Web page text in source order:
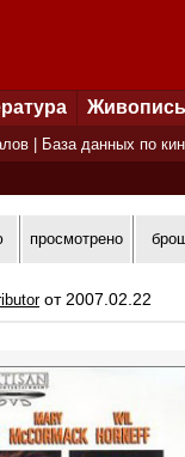
Живопись
База данных по
просмотрено
от 2007.02.22